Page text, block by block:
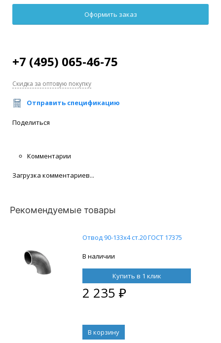
+7 (495) 065-46-75
Скидка за оптовую покупку
Отправить спецификацию
Поделиться
Комментарии
Загрузка комментариев...
Рекомендуемые товары
Отвод 90-133х4 ст.20 ГОСТ 17375
В наличии
Купить в 1 клик
2 235 ₽
В корзину